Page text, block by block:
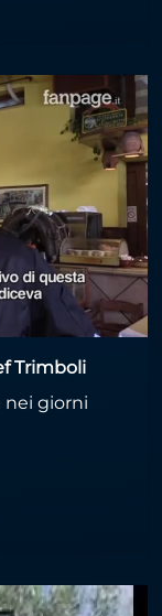
Trimboli
nei giorni